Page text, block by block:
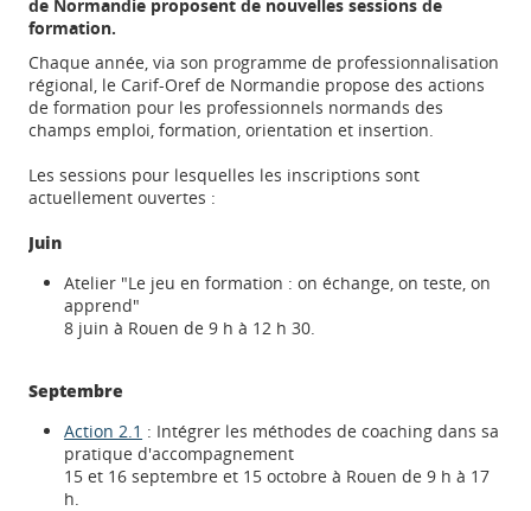
de Normandie proposent de nouvelles sessions de
formation.
Chaque année, via son programme de professionnalisation
régional, le Carif-Oref de Normandie propose des actions
de formation pour les professionnels normands des
champs emploi, formation, orientation et insertion.
Les sessions pour lesquelles les inscriptions sont
actuellement ouvertes :
Juin
Atelier "Le jeu en formation : on échange, on teste, on
apprend"
8 juin à Rouen de 9 h à 12 h 30.
Septembre
Action 2.1 : Intégrer les méthodes de coaching dans sa
pratique d'accompagnement
15 et 16 septembre et 15 octobre à Rouen de 9 h à 17
h.